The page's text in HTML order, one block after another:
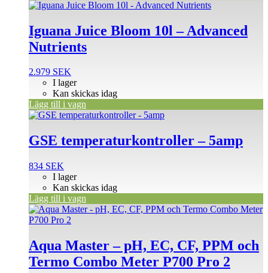
Iguana Juice Bloom 10l – Advanced
Nutrients
2.979 SEK
I lager
Kan skickas idag
Lägg till i vagn
GSE temperaturkontroller – 5amp
834 SEK
I lager
Kan skickas idag
Lägg till i vagn
Aqua Master – pH, EC, CF, PPM och
Termo Combo Meter P700 Pro 2